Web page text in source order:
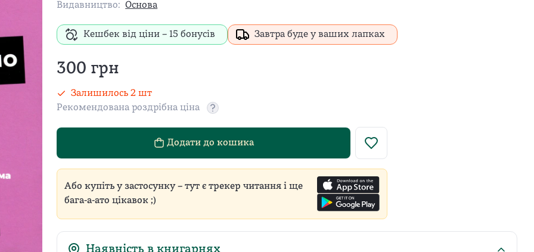
Видавництво: Основа
Кешбек від ціни – 15 бонусів Завтра буде у ваших лапках
300 грн
Залишилось2 шт
Рекомендована роздрібна ціна
Додати до кошика
Або купіть у застосунку – тут є трекер читання і ще
бага-а-ато цікавок ;)
Наявність в книгарнях